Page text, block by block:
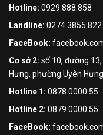
Hotline: 0929.888.858
Landline: 0274.3855.822
FaceBook:
Cơ sở 2: số 10, đường
Hưng, phường Uyên
Hotline 1: 0878.0000.55
Hotline 2: 0879.0000.55
FaceBook: